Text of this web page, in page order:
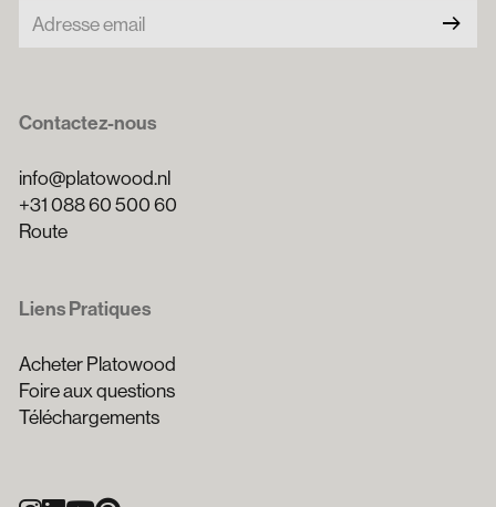
arrow_right_alt
Contactez-nous
info@platowood.nl
+31 088 60 500 60
Route
Liens Pratiques
Acheter Platowood
Foire aux questions
Téléchargements